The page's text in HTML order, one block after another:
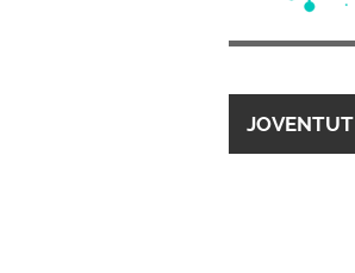
JOVENTUT